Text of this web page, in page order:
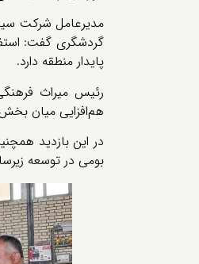
مدیرعامل شرکت
گردشگری گفت:
پایدار منطقه دارد.
رئیس میراث
هم‌افزایی میان
در این بازدید
بومی در توسعه